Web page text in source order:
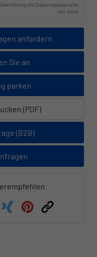
und Zulassungspapieren
inkl. NoVA
anfordern
Sie an
parken
(PDF)
(B2B)
Xing PinterestLink